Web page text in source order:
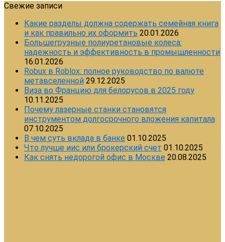
Свежие записи
Какие разделы должна содержать семейная книга
и как правильно их оформить 20.01.2026
Большегрузные полиуретановые колеса:
надежность и эффективность в промышленности
16.01.2026
Robux в Roblox: полное руководство по валюте
метавселенной 29.12.2025
Виза во Францию для белорусов в 2025 году
10.11.2025
Почему лазерные станки становятся
инструментом долгосрочного вложения капитала
07.10.2025
В чем суть вклада в банке 01.10.2025
Что лучше иис или брокерский счет 01.10.2025
Как снять недорогой офис в Москве 20.08.2025